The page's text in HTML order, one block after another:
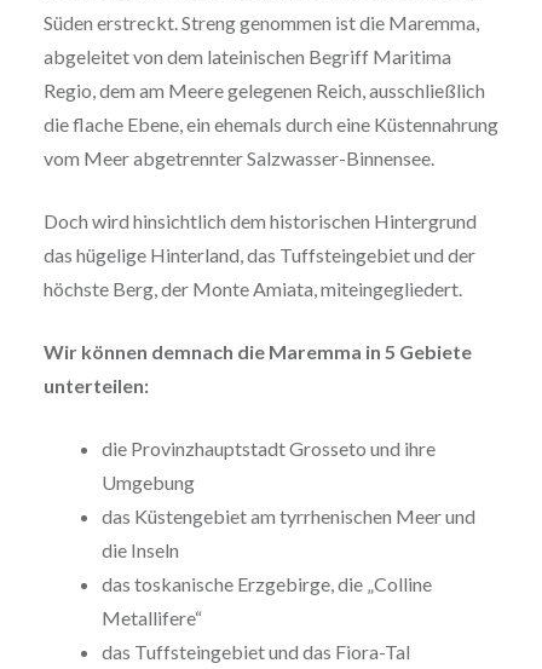
Süden erstreckt. Streng genommen ist die Maremma,
abgeleitet von dem lateinischen Begriff Maritima
Regio, dem am Meere gelegenen Reich, ausschließlich
die flache Ebene, ein ehemals durch eine Küstennahrung
vom Meer abgetrennter Salzwasser-Binnensee.
Doch wird hinsichtlich dem historischen Hintergrund
das hügelige Hinterland, das Tuffsteingebiet und der
höchste Berg, der Monte Amiata, miteingegliedert.
Wir können demnach die Maremma in 5 Gebiete
unterteilen:
die Provinzhauptstadt Grosseto und ihre
Umgebung
das Küstengebiet am tyrrhenischen Meer und
die Inseln
das toskanische Erzgebirge, die „Colline
Metallifere“
das Tuffsteingebiet und das Fiora-Tal